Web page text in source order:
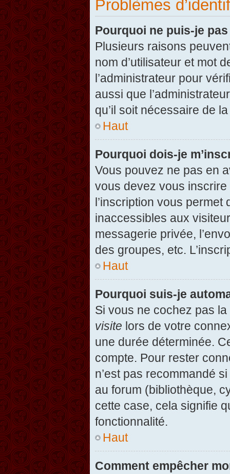
Problèmes
Pourquoi ne puis-je
Plusieurs raisons
nom d’utilisateur et mot
l’administrateur pour
aussi que
qu’il soit nécessaire de
Haut
Pourquoi dois-je
Vous pouvez ne pas en
vous devez vous
l’inscription vous
inaccessibles aux
messagerie privée,
des groupes, etc.
Haut
Pourquoi suis-je
Si vous ne cochez pas
visite lors de votre
une durée déterminée.
compte. Pour rester
n’est pas recommandé
au forum (bibliothèque,
cette case, cela signifie
fonctionnalité.
Haut
Comment empêcher